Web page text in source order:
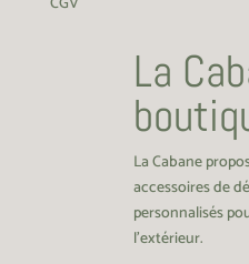
La
La Cabane
accessoires de
personnalisés
l’extérieur.